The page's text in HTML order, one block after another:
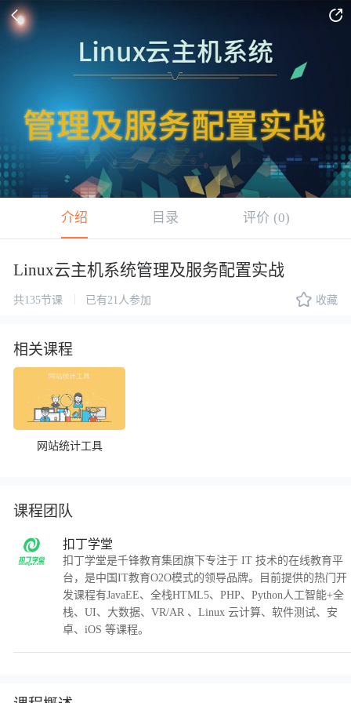
 
介绍 目录 评价 (0)
Linux云主机系统管理及服务配置实战
共135节课 已有21人参加  收藏
相关课程
网站统计工具
课程团队
扣丁学堂
扣丁学堂是千锋教育集团旗下专注于 IT 技术的在线教育平
台，是中国IT教育O2O模式的领导品牌。目前提供的热门开
发课程有JavaEE、全栈HTML5、PHP、Python人工智能+全
栈、UI、大数据、VR/AR 、Linux 云计算、软件测试、安
卓、iOS 等课程。